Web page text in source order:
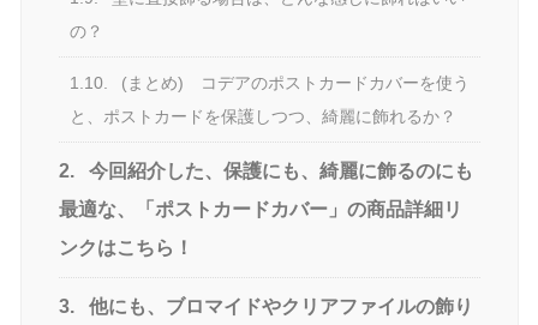
の？
1.10.
(まとめ) コデアのポストカードカバーを使う
と、ポストカードを保護しつつ、綺麗に飾れるか？
2.
今回紹介した、保護にも、綺麗に飾るのにも
最適な、「ポストカードカバー」の商品詳細リ
ンクはこちら！
3.
他にも、ブロマイドやクリアファイルの飾り